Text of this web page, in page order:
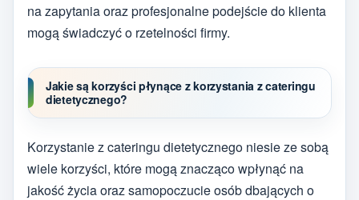
na zapytania oraz profesjonalne podejście do klienta
mogą świadczyć o rzetelności firmy.
Jakie są korzyści płynące z korzystania z cateringu
dietetycznego?
Korzystanie z cateringu dietetycznego niesie ze sobą
wiele korzyści, które mogą znacząco wpłynąć na
jakość życia oraz samopoczucie osób dbających o